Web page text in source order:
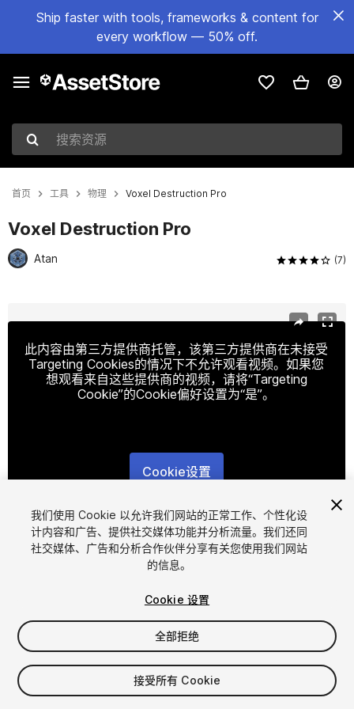
Ship faster with tools, frameworks & content for
every workflow — 50% off.
搜索资源
首页 工具 物理 Voxel Destruction Pro
Voxel Destruction Pro
Atan (7)
此内容由第三方提供商托管，该第三方提供商在未接受
Targeting Cookies的情况下不允许观看视频。如果您
想观看来自这些提供商的视频，请将“Targeting
Cookie”的Cookie偏好设置为“是”。
Cookie设置
1/12
$15.99
席位
我们使用 Cookie 以允许我们网站的正常工作、个性化设
计内容和广告、提供社交媒体功能并分析流量。我们还同
社交媒体、广告和分析合作伙伴分享有关您使用我们网站
的信息。
Cookie 设置
全部拒绝
接受所有 Cookie